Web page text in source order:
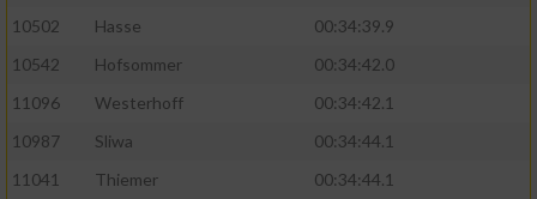
10502
Hasse
00:34:39.9
10542
Hofsommer
00:34:42.0
11096
Westerhoff
00:34:42.1
10987
Sliwa
00:34:44.1
11041
Thiemer 00:34:44.1